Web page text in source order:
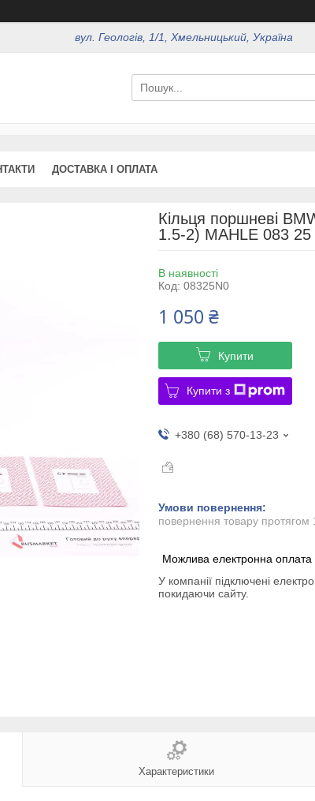
вул. Геологів, 1/1, Хмельницький, Україна
ДОСТАВКА І ОПЛАТА
Кільця поршневі
1.5-2) MAHLE 083 25
В наявності
Код: 08325N0
1 050 ₴
Купити
Купити з
+380 (68) 570-13-23
повернення товару протягом
У компанії підключені
покидаючи сайту.
Характеристики